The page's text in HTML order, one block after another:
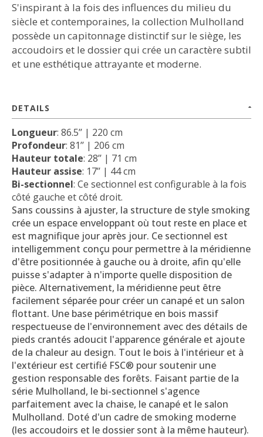
S'inspirant à la fois des influences du milieu du
siècle et contemporaines, la collection Mulholland
possède un capitonnage distinctif sur le siège, les
accoudoirs et le dossier qui crée un caractère subtil
et une esthétique attrayante et moderne.
DETAILS
Longueur: 86.5’’ | 220 cm
Profondeur: 81’’ | 206 cm
Hauteur totale: 28’’ | 71 cm
Hauteur assise: 17’’ | 44 cm
Bi-sectionnel: Ce sectionnel est configurable à la fois
côté gauche et côté droit.
Sans coussins à ajuster, la structure de style smoking
crée un espace enveloppant où tout reste en place et
est magnifique jour après jour. Ce sectionnel est
intelligemment conçu pour permettre à la méridienne
d'être positionnée à gauche ou à droite, afin qu'elle
puisse s'adapter à n'importe quelle disposition de
pièce. Alternativement, la méridienne peut être
facilement séparée pour créer un canapé et un salon
flottant. Une base périmétrique en bois massif
respectueuse de l'environnement avec des détails de
pieds crantés adoucit l'apparence générale et ajoute
de la chaleur au design. Tout le bois à l'intérieur et à
l'extérieur est certifié FSC® pour soutenir une
gestion responsable des forêts. Faisant partie de la
série Mulholland, le bi-sectionnel s'agence
parfaitement avec la chaise, le canapé et le salon
Mulholland. Doté d'un cadre de smoking moderne
(les accoudoirs et le dossier sont à la même hauteur).